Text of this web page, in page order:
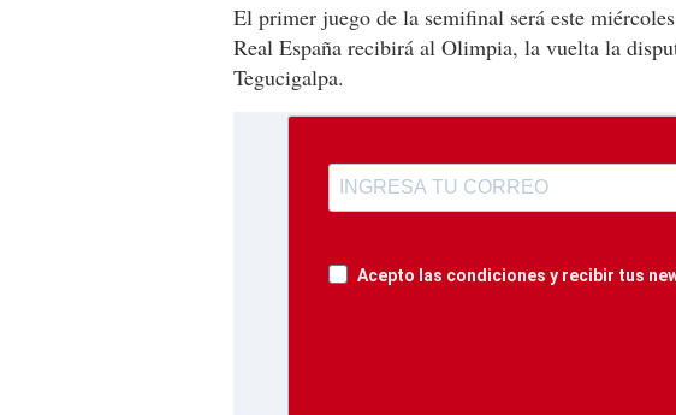
El primer juego de la semifinal será este
Real España recibirá al Olimpia, la vuelta la
Tegucigalpa.
Acepto las condiciones y recibir tus